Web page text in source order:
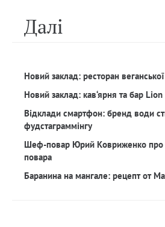
Далi
Новий заклад: ресторан
Новий заклад: кав‘ярня та бар
Відклади смартфон: бренд води
фудстаграммінгу
Шеф-повар Юрий Ковриженко про
повара
Баранина на мангале: рецепт от